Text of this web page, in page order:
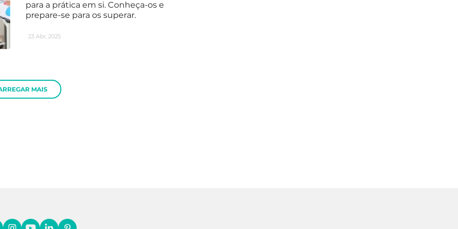
para a prática em si. Conheça-os e
prepare-se para os superar.
23 Abr, 2025
MAIS